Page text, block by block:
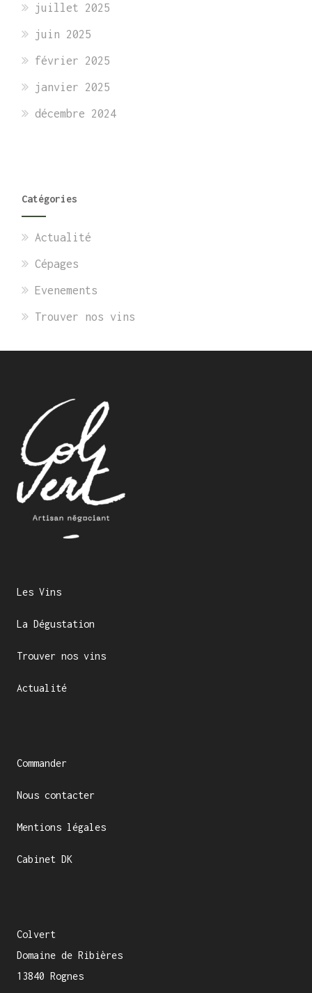
juillet 2025
juin 2025
février 2025
janvier 2025
décembre 2024
Catégories
Actualité
Cépages
Evenements
Trouver nos vins
Les Vins
La Dégustation
Trouver nos vins
Actualité
Commander
Nous contacter
Mentions légales
Cabinet DK
Colvert
Domaine de Ribières
13840 Rognes